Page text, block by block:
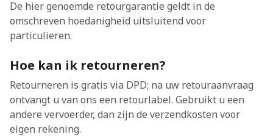
De hier genoemde retourgarantie geldt in de
omschreven hoedanigheid uitsluitend voor
particulieren.
Hoe kan ik retourneren?
Retourneren is gratis via DPD; na uw retouraanvraag
ontvangt u van ons een retourlabel. Gebruikt u een
andere vervoerder, dan zijn de verzendkosten voor
eigen rekening.